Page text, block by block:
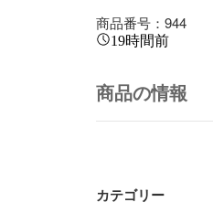
商品番号：944
19時間前
商品の情報
カテゴリー